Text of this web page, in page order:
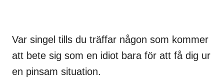
Var singel tills du träffar någon som kommer
att bete sig som en idiot bara för att få dig ur
en pinsam situation.